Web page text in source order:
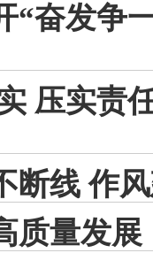
“奋发争
压实责
断线 作
质量发展